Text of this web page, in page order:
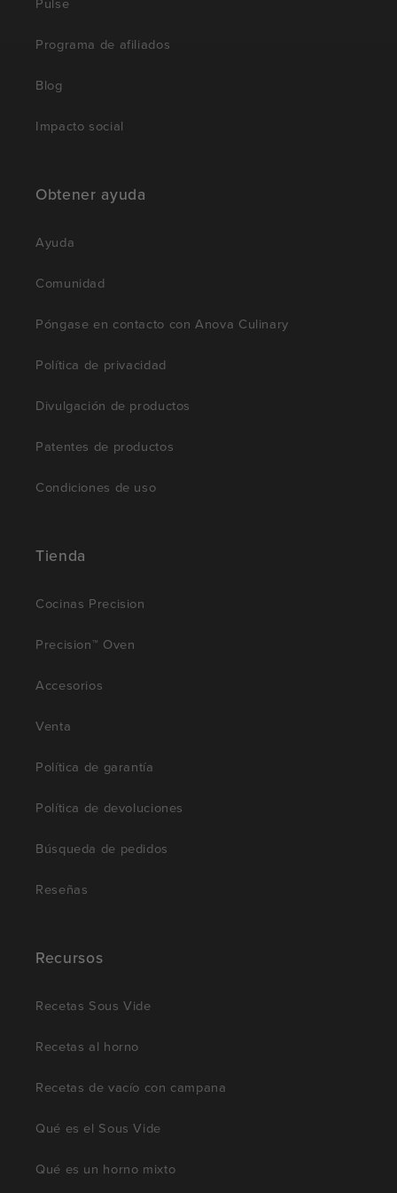
Programa de afiliados
Blog
Impacto social
Obtener ayuda
Ayuda
Comunidad
Póngase en contacto con Anova Culinary
Política de privacidad
Divulgación de productos
Patentes de productos
Condiciones de uso
Tienda
Cocinas Precision
Precision™ Oven
Accesorios
Venta
Política de garantía
Política de devoluciones
Búsqueda de pedidos
Reseñas
Recursos
Recetas Sous Vide
Recetas al horno
Recetas de vacío con campana
Qué es el Sous Vide
Qué es un horno mixto